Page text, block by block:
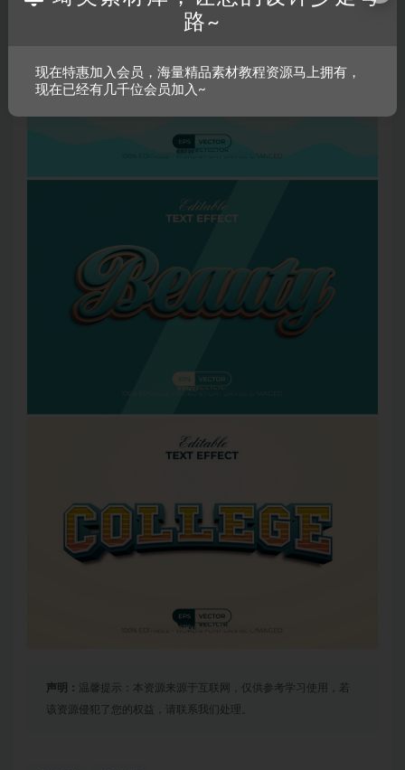
声明： 温馨提示：本资源来源于互联网，仅供参考学习使用，若
该资源侵犯了您的权益，请联系我们处理。
路~
现在特惠加入会员，海量精品素材教程资源马上拥有，
现在已经有几千位会员加入~